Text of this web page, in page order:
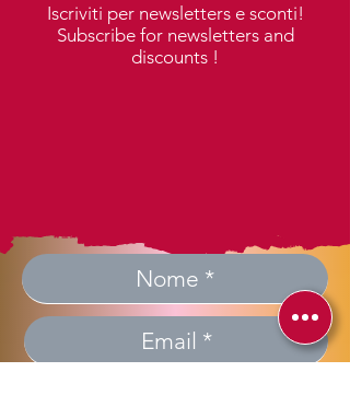
Iscriviti per newsletters e sconti!
Subscribe for newsletters and
discounts !